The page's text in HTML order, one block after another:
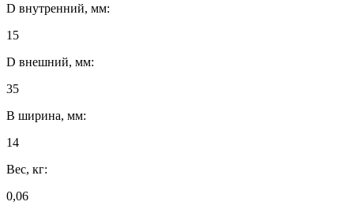
D внутренний, мм:
15
D внешний, мм:
35
B ширина, мм:
14
Вес, кг:
0,06